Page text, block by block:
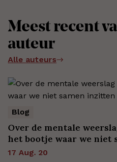
Meest recent
auteur
Alle auteurs
Blog
Over de mentale
het bootje waar we niet
17 Aug. 20